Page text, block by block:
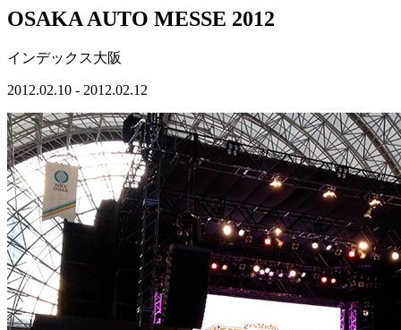
OSAKA AUTO MESSE 2012
インデックス大阪
2012.02.10 - 2012.02.12